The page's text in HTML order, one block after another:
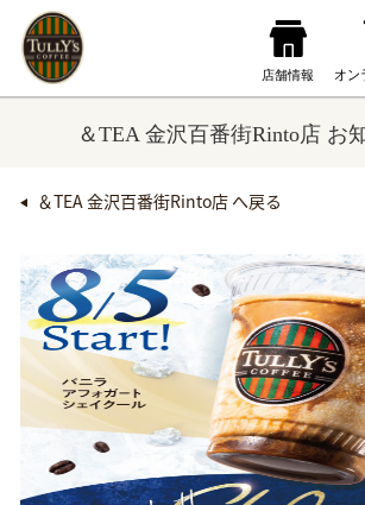
＆TEA 金沢百番街Rinto店 お
＆TEA 金沢百番街Rinto店 へ戻る